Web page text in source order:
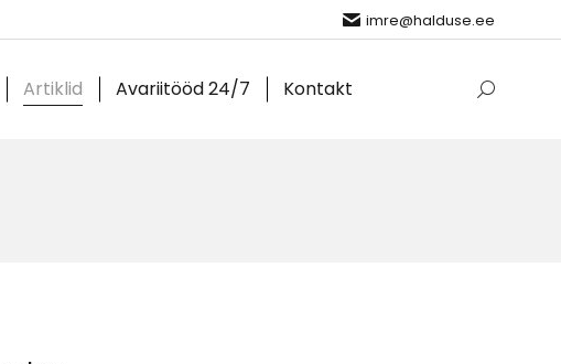
imre@halduse.ee
Artiklid Avariitööd 24/7 Kontakt Search: